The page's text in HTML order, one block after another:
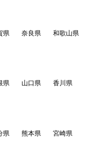
県 奈良県
和歌山県
県 山口県
香川県
県 熊本県
宮崎県